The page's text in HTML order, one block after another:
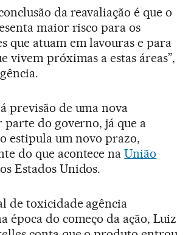
da reavaliação é que o
maior risco para os
que atuam em lavouras e para
vivem próximas a estas áreas”,
previsão de uma nova
parte do governo, já que a
estipula um novo prazo,
do que acontece naUnião
Estados Unidos.
de toxicidade agência
época do começo da ação, Luiz